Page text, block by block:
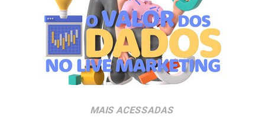
A produção do evento é assinada pela agência Banco_
em parceria com a Storymakers e a Cross Networking,
empresas pertencentes ao ecossistema da Holding
Clube. O projeto criativo mantém a assinatura “Brasil na
Veia”, conceito focado na valorização da cultura nacional,
da música e da hospitalidade carioca.
no canal oficial da Ticketmaster, com lote inicial a partir
MAIS ACESSADAS